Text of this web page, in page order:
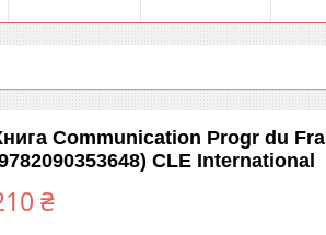
Communication Progr du
CLE International
₴